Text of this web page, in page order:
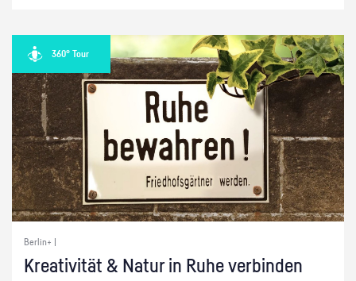
360° Tour
Berlin+ |
Krea­ti­vi­tät & Natur in Ruhe ver­bin­den